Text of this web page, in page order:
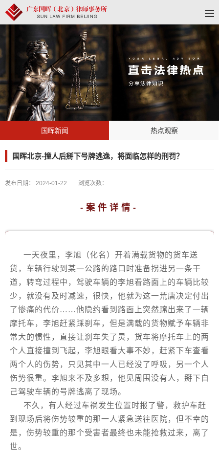
国晖新闻 热点观察
国晖北京-撞人后掰下号牌逃逸，将面临怎样的刑罚？
发布日期： 2024-01-22 浏览次数：
-案件详情-
一天夜里，李旭（化名）开着满载货物的货车送
货，车辆行驶到某一公路的路口时准备拐进另一条干
道，转弯过程中，驾驶车辆的李旭看路面上的车辆比较
少，就没有及时减速，很快，他就为这一荒唐决定付出
了惨痛的代价……他隐约看到路面上突然蹿出来了一辆
摩托车，李旭赶紧踩刹车，但是满载的货物赋予车辆非
常大的惯性，直接让刹车失了灵，货车将摩托车上的两
个人直接撞到飞起，李旭眼看大事不妙，赶紧下车查看
两个人的伤势，只见其中一人已经没了呼吸，另一个人
伤势很重。李旭来不及多想，他见周围没有人，掰下自
己驾驶车辆的号牌逃离了现场。
不久，有人经过车祸发生位置时报了警，救护车赶
到现场后将伤势较重的那一人紧急送往医院，但不幸的
是，伤势较重的那个受害者最终也未能抢救过来，离了
世。